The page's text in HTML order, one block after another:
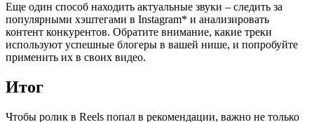
Еще один способ находить актуальные звуки – следить за
популярными хэштегами в Instagram* и анализировать
контент конкурентов. Обратите внимание, какие треки
используют успешные блогеры в вашей нише, и попробуйте
применить их в своих видео.
Итог
Чтобы ролик в Reels попал в рекомендации, важно не только